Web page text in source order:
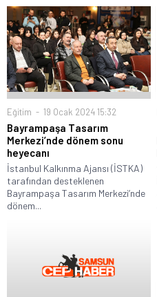
Eğitim 19 Ocak 2024 15:32
Bayrampaşa Tasarım
Merkezi’nde dönem sonu
heyecanı
İstanbul Kalkınma Ajansı (İSTKA)
tarafından desteklenen
Bayrampaşa Tasarım Merkezi’nde
dönem...